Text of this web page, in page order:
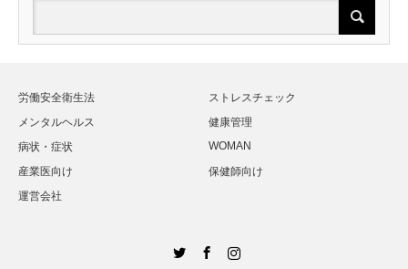
労働安全衛生法
ストレスチェック
メンタルヘルス
健康管理
病状・症状
WOMAN
産業医向け
保健師向け
運営会社